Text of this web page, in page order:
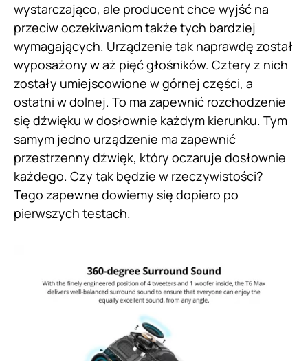
wystarczająco, ale producent chce wyjść na
przeciw oczekiwaniom także tych bardziej
wymagających. Urządzenie tak naprawdę został
wyposażony w aż pięć głośników. Cztery z nich
zostały umiejscowione w górnej części, a
ostatni w dolnej. To ma zapewnić rozchodzenie
się dźwięku w dosłownie każdym kierunku. Tym
samym jedno urządzenie ma zapewnić
przestrzenny dźwięk, który oczaruje dosłownie
każdego. Czy tak będzie w rzeczywistości?
Tego zapewne dowiemy się dopiero po
pierwszych testach.